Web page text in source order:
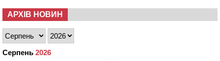
АРХІВ НОВИН
Серпень 2026